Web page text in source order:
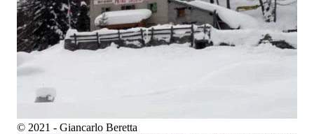
© 2021 - Giancarlo Beretta